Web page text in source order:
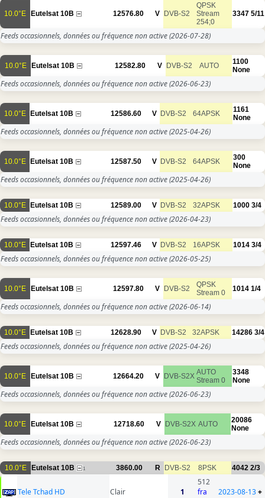
10.0°E Eutelsat 10B 12576.80 V DVB-S2
QPSK
Stream
254;0
3347 5/11
Feeds occasionnels, données ou fréquence non active(2026-07-28)
10.0°E Eutelsat 10B 12582.80 V DVB-S2 AUTO
1100
None
Feeds occasionnels, données ou fréquence non active(2026-06-23)
10.0°E Eutelsat 10B 12586.60 V DVB-S2 64APSK
1161
None
Feeds occasionnels, données ou fréquence non active(2025-04-26)
10.0°E Eutelsat 10B 12587.50 V DVB-S2 64APSK
300
None
Feeds occasionnels, données ou fréquence non active(2025-04-26)
10.0°E Eutelsat 10B 12589.00 V DVB-S2 32APSK 1000 3/4
Feeds occasionnels, données ou fréquence non active(2026-04-23)
10.0°E Eutelsat 10B 12597.46 V DVB-S2 16APSK 1014 3/4
Feeds occasionnels, données ou fréquence non active(2026-05-25)
10.0°E Eutelsat 10B 12597.80 V DVB-S2
QPSK
Stream 0
1014 1/4
Feeds occasionnels, données ou fréquence non active(2026-06-14)
10.0°E Eutelsat 10B 12628.90 V DVB-S2 32APSK 14286 3/4
Feeds occasionnels, données ou fréquence non active(2025-04-26)
10.0°E Eutelsat 10B 12664.20 V DVB-S2X AUTO
Stream 0
3348
None
Feeds occasionnels, données ou fréquence non active(2026-06-23)
10.0°E Eutelsat 10B 12718.60 V DVB-S2X AUTO
20086
None
Feeds occasionnels, données ou fréquence non active(2026-06-23)
10.0°E Eutelsat 10B 1 3860.00 R DVB-S2 8PSK 4042 2/3
Tele Tchad HD Clair 1
512
fra
2023-08-13+